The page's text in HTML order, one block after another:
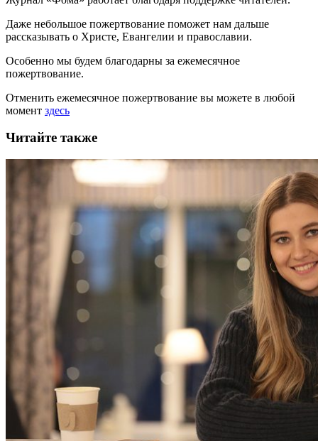
Даже небольшое пожертвование поможет нам дальше
рассказывать о Христе, Евангелии и православии.
Особенно мы будем благодарны за ежемесячное
пожертвование.
Отменить ежемесячное пожертвование вы можете в любой
момент здесь
Читайте также